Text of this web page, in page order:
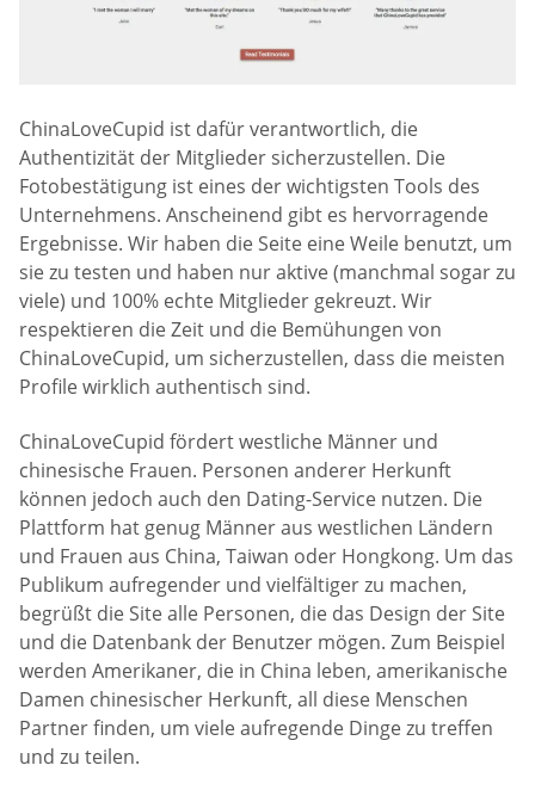
ChinaLoveCupid ist dafür verantwortlich, die
Authentizität der Mitglieder sicherzustellen. Die
Fotobestätigung ist eines der wichtigsten Tools des
Unternehmens. Anscheinend gibt es hervorragende
Ergebnisse. Wir haben die Seite eine Weile benutzt, um
sie zu testen und haben nur aktive (manchmal sogar zu
viele) und 100% echte Mitglieder gekreuzt. Wir
respektieren die Zeit und die Bemühungen von
ChinaLoveCupid, um sicherzustellen, dass die meisten
Profile wirklich authentisch sind.
ChinaLoveCupid fördert westliche Männer und
chinesische Frauen. Personen anderer Herkunft
können jedoch auch den Dating-Service nutzen. Die
Plattform hat genug Männer aus westlichen Ländern
und Frauen aus China, Taiwan oder Hongkong. Um das
Publikum aufregender und vielfältiger zu machen,
begrüßt die Site alle Personen, die das Design der Site
und die Datenbank der Benutzer mögen. Zum Beispiel
werden Amerikaner, die in China leben, amerikanische
Damen chinesischer Herkunft, all diese Menschen
Partner finden, um viele aufregende Dinge zu treffen
und zu teilen.